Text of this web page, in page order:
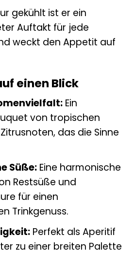
gekühlt ist er ein
Auftakt für jede
weckt den Appetit auf
einen Blick
Ein
von tropischen
das die Sinne
Süße:Eine harmonische
Restsüße und
für einen
Trinkgenuss.
Perfekt als Aperitif
zu einer breiten Palette